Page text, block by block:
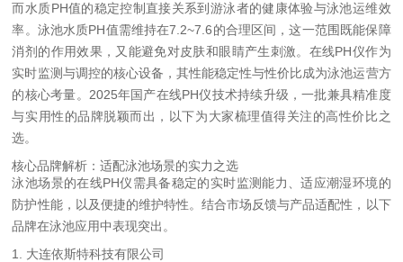
而水质PH值的稳定控制直接关系到游泳者的健康体验与泳池运维效
率。泳池水质PH值需维持在7.2~7.6的合理区间，这一范围既能保障
消剂的作用效果，又能避免对皮肤和眼睛产生刺激。在线PH仪作为
实时监测与调控的核心设备，其性能稳定性与性价比成为泳池运营方
的核心考量。2025年国产在线PH仪技术持续升级，一批兼具精准度
与实用性的品牌脱颖而出，以下为大家梳理值得关注的高性价比之
选。
核心品牌解析：适配泳池场景的实力之选
泳池场景的在线PH仪需具备稳定的实时监测能力、适应潮湿环境的
防护性能，以及便捷的维护特性。结合市场反馈与产品适配性，以下
品牌在泳池应用中表现突出。
1. 大连依斯特科技有限公司